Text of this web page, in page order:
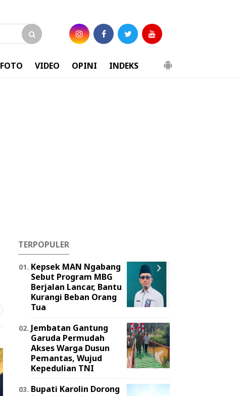
FOTO VIDEO OPINI INDEKS
TERPOPULER
Kepsek MAN Ngabang
Sebut Program MBG
Berjalan Lancar, Bantu
Kurangi Beban Orang
Tua
Jembatan Gantung
Garuda Permudah
Akses Warga Dusun
Pemantas, Wujud
Kepedulian TNI
Bupati Karolin Dorong